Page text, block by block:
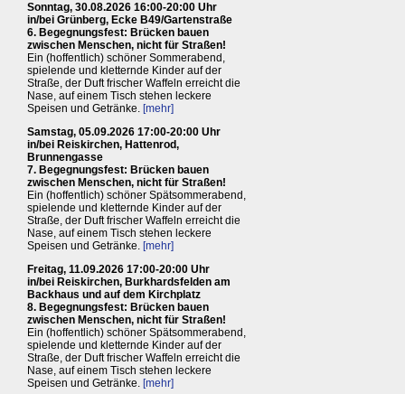
Sonntag, 30.08.2026 16:00-20:00 Uhr
in/bei Grünberg, Ecke B49/Gartenstraße
6. Begegnungsfest: Brücken bauen
zwischen Menschen, nicht für Straßen!
Ein (hoffentlich) schöner Sommerabend,
spielende und kletternde Kinder auf der
Straße, der Duft frischer Waffeln erreicht die
Nase, auf einem Tisch stehen leckere
Speisen und Getränke. [mehr]
Samstag, 05.09.2026 17:00-20:00 Uhr
in/bei Reiskirchen, Hattenrod,
Brunnengasse
7. Begegnungsfest: Brücken bauen
zwischen Menschen, nicht für Straßen!
Ein (hoffentlich) schöner Spätsommerabend,
spielende und kletternde Kinder auf der
Straße, der Duft frischer Waffeln erreicht die
Nase, auf einem Tisch stehen leckere
Speisen und Getränke. [mehr]
Freitag, 11.09.2026 17:00-20:00 Uhr
in/bei Reiskirchen, Burkhardsfelden am
Backhaus und auf dem Kirchplatz
8. Begegnungsfest: Brücken bauen
zwischen Menschen, nicht für Straßen!
Ein (hoffentlich) schöner Spätsommerabend,
spielende und kletternde Kinder auf der
Straße, der Duft frischer Waffeln erreicht die
Nase, auf einem Tisch stehen leckere
Speisen und Getränke. [mehr]